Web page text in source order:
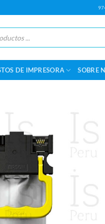
DE IMPRESORA SOBRE